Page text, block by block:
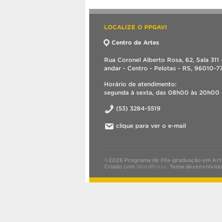
LOCALIZE O PPGAVI
Centro de Artes
Rua Coronel Alberto Rosa, 62, Sala 311
andar - Centro - Pelotas - RS, 96010-
Horário de atendimento:
segunda à sexta, das 08h00 às 20h00
(53) 3284-5519
clique para ver o e-mail
©2026 Programa de Pós-graduação em
Criado com WordPress. Tema